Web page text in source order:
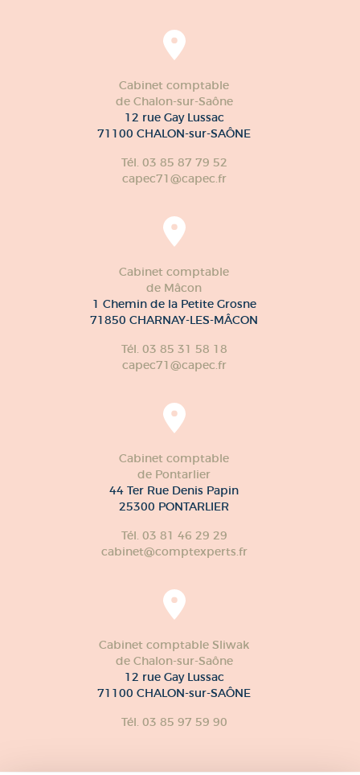
Cabinet comptable
de Chalon-sur-Saône
12 rue Gay Lussac
71100 CHALON-sur-SAÔNE
Tél. 03 85 87 79 52
capec71@capec.fr
Cabinet comptable
de Mâcon
1 Chemin de la Petite Grosne
71850 CHARNAY-LES-MÂCON
Tél. 03 85 31 58 18
capec71@capec.fr
Cabinet comptable
de Pontarlier
44 Ter Rue Denis Papin
25300 PONTARLIER
Tél. 03 81 46 29 29
cabinet@comptexperts.fr
Cabinet comptable Sliwak
de Chalon-sur-Saône
12 rue Gay Lussac
71100 CHALON-sur-SAÔNE
Tél. 03 85 97 59 90